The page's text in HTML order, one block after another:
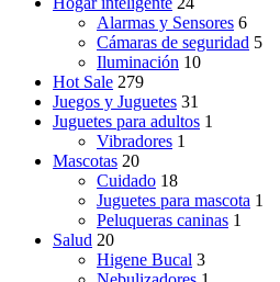
Alarmas y Sensores 6
Cámaras de seguridad 5
Iluminación 10
Hot Sale 279
Juegos y Juguetes 31
Juguetes para adultos 1
Vibradores 1
Mascotas 20
Cuidado 18
Juguetes para mascota 1
Peluqueras caninas 1
Salud 20
Higene Bucal 3